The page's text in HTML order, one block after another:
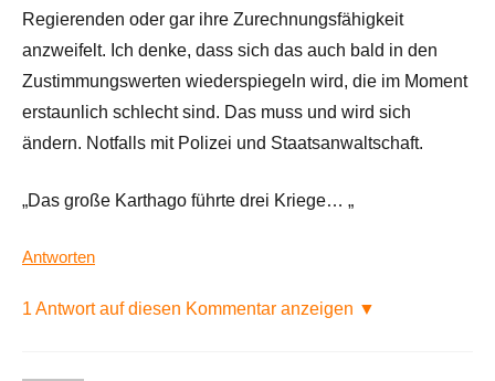
Regierenden oder gar ihre Zurechnungsfähigkeit
anzweifelt. Ich denke, dass sich das auch bald in den
Zustimmungswerten wiederspiegeln wird, die im Moment
erstaunlich schlecht sind. Das muss und wird sich
ändern. Notfalls mit Polizei und Staatsanwaltschaft.
„Das große Karthago führte drei Kriege… „
Antworten
1 Antwort auf diesen Kommentar anzeigen ▼